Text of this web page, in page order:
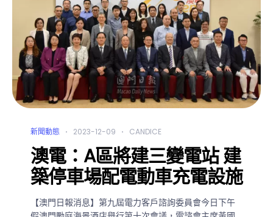
新聞動態 2023-12-09 CANDICE
澳電：A區將建三變電站 建
築停車場配電動車充電設施
【澳門日報消息】第九屆電力客戶諮詢委員會今日下午